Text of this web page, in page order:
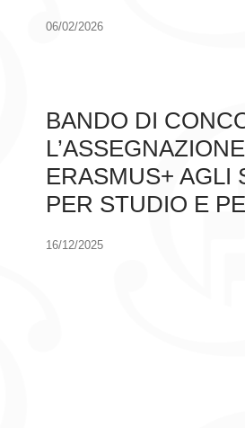
06/02/2026
BANDO DI
ERASMUS+ AGLI
PER STUDIO E
16/12/2025